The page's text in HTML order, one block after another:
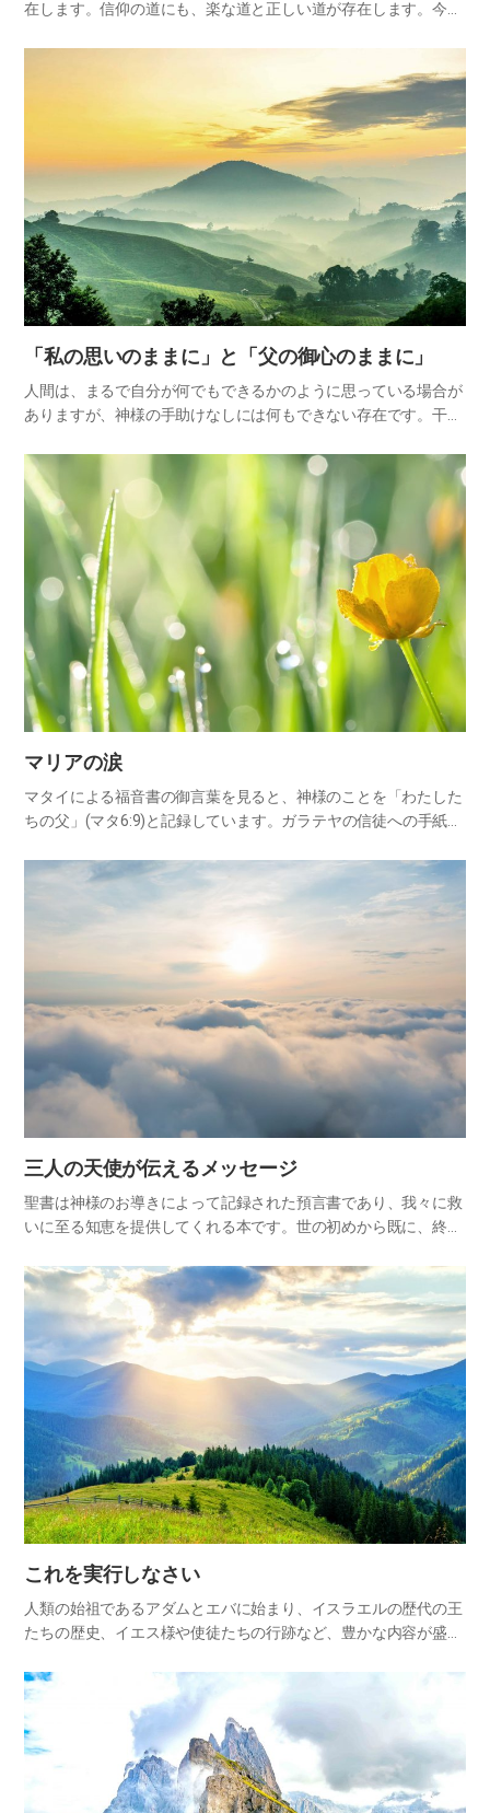
在します。信仰の道にも、楽な道と正しい道が存在します。今ま
「私の思いのままに」と「父の御心のままに」
人間は、まるで自分が何でもできるかのように思っている場合が
ありますが、神様の手助けなしには何もできない存在です。干ば
くださらなければ、地上の山々や野原、田畑に誰がとてつもない
量の水を…
​マリアの涙
マタイによる福音書の御言葉を見ると、神様のことを「わたした
ちの父」(マタ6:9)と記録しています。ガラテヤの信徒への手紙に
コリントの信徒への手紙二には、私たちは神様の息子・娘たちだ
三人の天使が伝えるメッセージ
聖書は神様のお導きによって記録された預言書であり、我々に救
いに至る知恵を提供してくれる本です。世の初めから既に、終わ
いて、はるか昔から聖書に予め記録しておかれました(二テモ
3:15-…
これを実行しなさい
人類の始祖であるアダムとエバに始まり、イスラエルの歴代の王
たちの歴史、イエス様や使徒たちの行跡など、豊かな内容が盛り
が聖書を学び研究して新しい知識を得、知的好奇心を満たしたり
もします…